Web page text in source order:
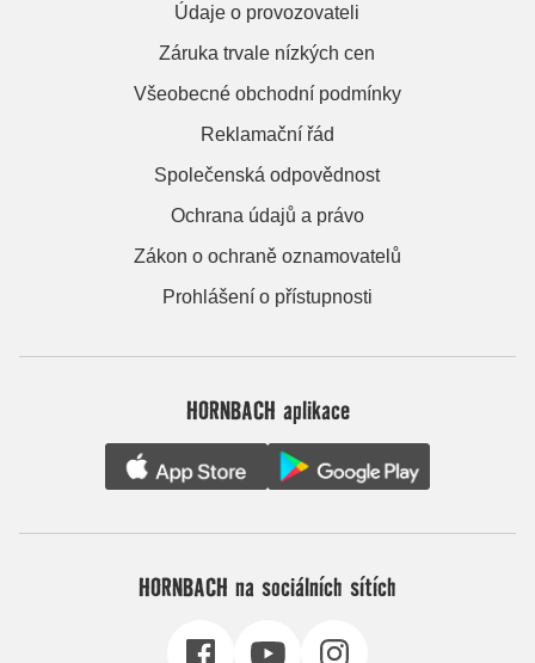
Údaje o provozovateli
Záruka trvale nízkých cen
Všeobecné obchodní podmínky
Reklamační řád
Společenská odpovědnost
Ochrana údajů a právo
Zákon o ochraně oznamovatelů
Prohlášení o přístupnosti
HORNBACH aplikace
HORNBACH na sociálních sítích